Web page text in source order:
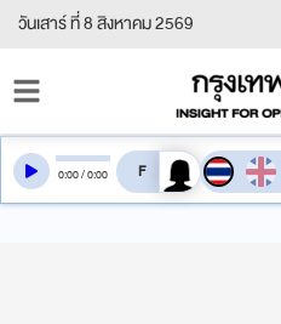
วันเสาร์ ที่ 8 สิงหาคม 2569
0:00/0:00 สลับเสียงอ่าน